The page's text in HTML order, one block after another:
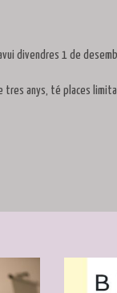
divendres 1 de
anys, té places